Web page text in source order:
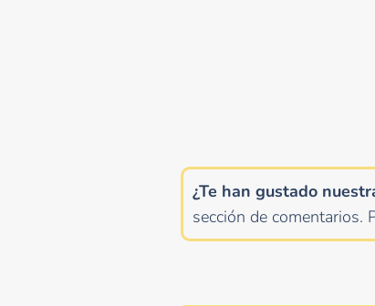
¿Te han gustado
sección de comentarios.